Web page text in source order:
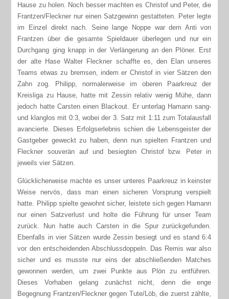
Hause zu holen. Noch besser machten es Christof und Peter, die
Frantzen/Fleckner nur einen Satzgewinn gestatteten. Peter legte
im Einzel direkt nach. Seine lange Noppe war dem Anti von
Frantzen über die gesamte Spieldauer überlegen und nur ein
Durchgang ging knapp in der Verlängerung an den Plöner. Erst
der alte Hase Walter Fleckner schaffte es, den Elan unseres
Teams etwas zu bremsen, indem er Christof in vier Sätzen den
Zahn zog. Philipp, normalerweise im oberen Paarkreuz der
Kreisliga zu Hause, hatte mit Zessin relativ wenig Mühe, dann
jedoch hatte Carsten einen Blackout. Er unterlag Hamann sang-
und klanglos mit 0:3, wobei der 3. Satz mit 1:11 zum Totalausfall
avancierte. Dieses Erfolgserlebnis schien die Lebensgeister der
Gastgeber geweckt zu haben, denn nun spielten Frantzen und
Fleckner souverän auf und besiegten Christof bzw. Peter in
jeweils vier Sätzen.
Glücklicherweise machte es unser unteres Paarkreuz in keinster
Weise nervös, dass man einen sicheren Vorsprung verspielt
hatte. Philipp spielte gewohnt sicher, leistete sich gegen Hamann
nur einen Satzverlust und holte die Führung für unser Team
zurück. Nun hatte auch Carsten in die Spur zurückgefunden.
Ebenfalls in vier Sätzen wurde Zessin besiegt und es stand 6:4
vor den entscheidenden Abschlussdoppeln. Das Remis war also
sicher und es musste nur eins der abschließenden Matches
gewonnen werden, um zwei Punkte aus Plön zu entführen.
Dieses Vorhaben gelang zunächst nicht, denn die enge
Begegnung Frantzen/Fleckner gegen Tute/Löb, die zuerst zählte,